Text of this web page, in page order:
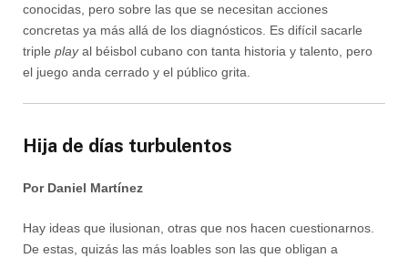
conocidas, pero sobre las que se necesitan acciones
concretas ya más allá de los diagnósticos. Es difícil sacarle
triple play al béisbol cubano con tanta historia y talento, pero
el juego anda cerrado y el público grita.
Hija de días turbulentos
Por Daniel Martínez
Hay ideas que ilusionan, otras que nos hacen cuestionarnos.
De estas, quizás las más loables son las que obligan a